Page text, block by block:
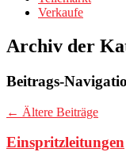
Verkaufe
Archiv der
Beitrags-
← Ältere Beiträge
Einspritzleitungen